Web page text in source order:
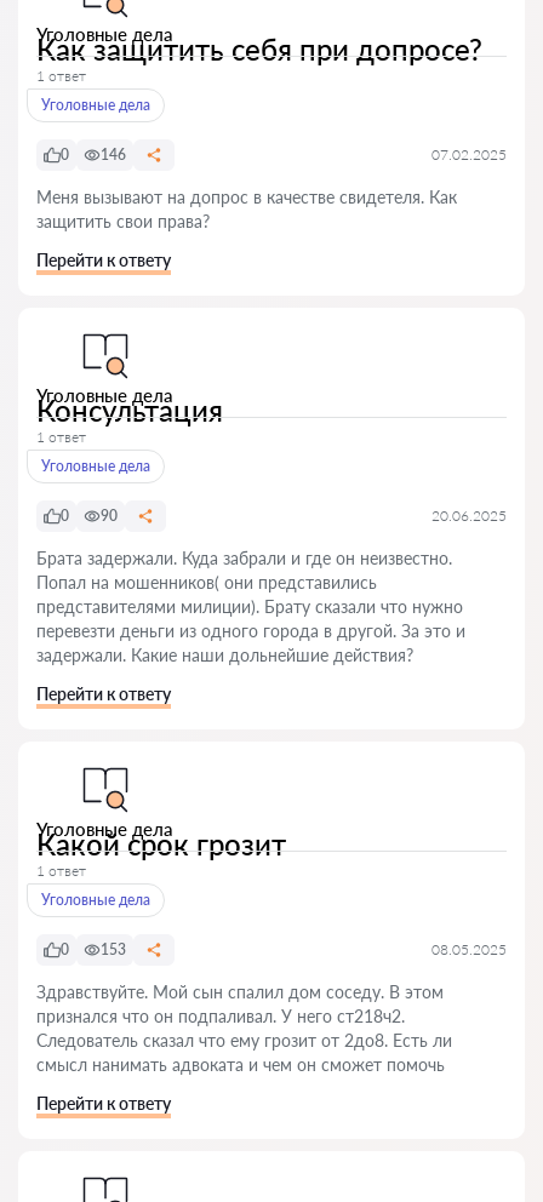
Уголовные дела
Как защитить себя при допросе?
1 ответ
Уголовные дела
0 146 07.02.2025
Меня вызывают на допрос в качестве свидетеля. Как
защитить свои права?
Перейти к ответу
Уголовные дела
Консультация
1 ответ
Уголовные дела
0 90 20.06.2025
Брата задержали. Куда забрали и где он неизвестно.
Попал на мошенников( они представились
представителями милиции). Брату сказали что нужно
перевезти деньги из одного города в другой. За это и
задержали. Какие наши дольнейшие действия?
Перейти к ответу
Уголовные дела
Какой срок грозит
1 ответ
Уголовные дела
0 153 08.05.2025
Здравствуйте. Мой сын спалил дом соседу. В этом
признался что он подпаливал. У него ст218ч2.
Следователь сказал что ему грозит от 2до8. Есть ли
смысл нанимать адвоката и чем он сможет помочь
Перейти к ответу